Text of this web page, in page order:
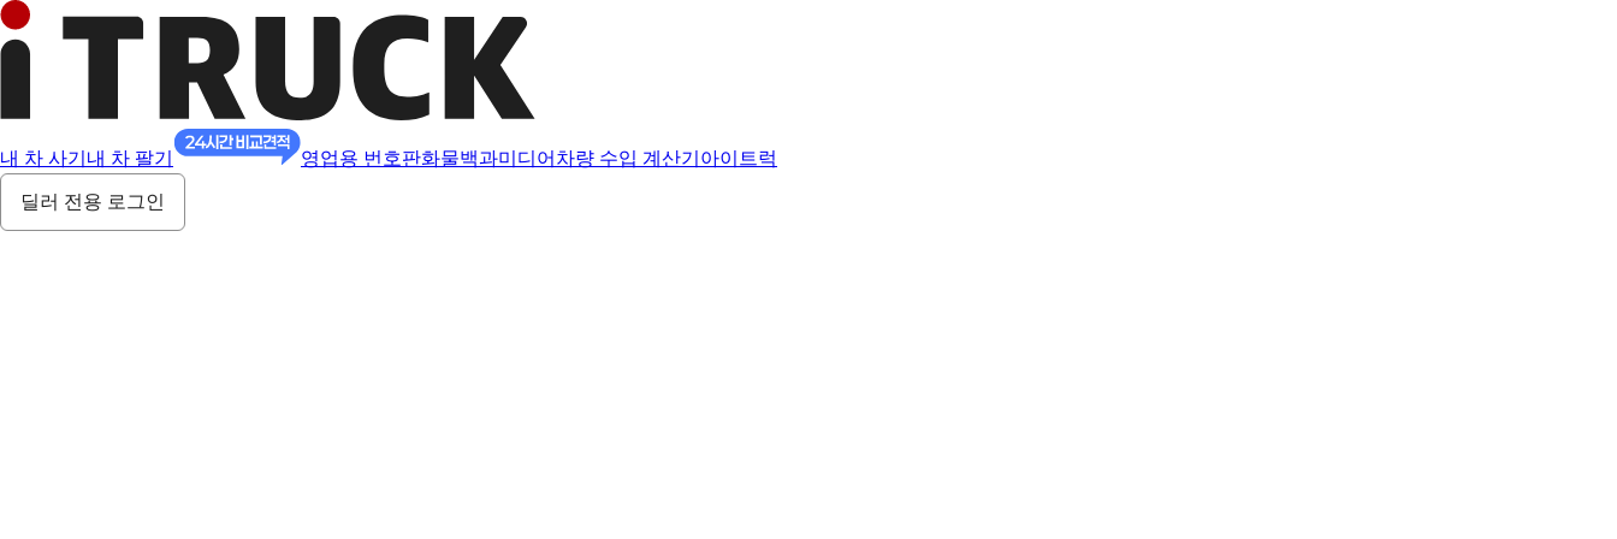
내 차 사기 내 차 팔기 영업용 번호판화물백과미디어 차량 수입 계산기 아이트럭
딜러 전용 로그인